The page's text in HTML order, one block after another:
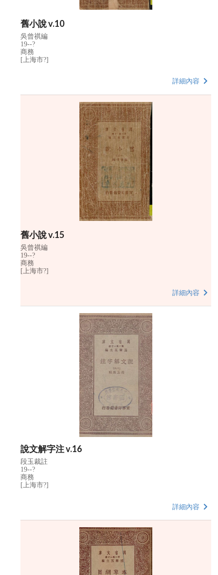
舊小說 v.10
吳曾祺編
19--?
商務
[上海市?]
詳細內容
舊小說 v.15
吳曾祺編
19--?
商務
[上海市?]
詳細內容
說文解字注 v.16
段玉裁註
19--?
商務
[上海市?]
詳細內容